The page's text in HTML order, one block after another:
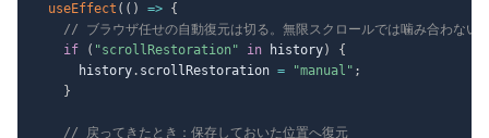
useEffect ( ( ) => {
// ブラウザ任せの自動復元は切る。無限スクロールでは噛み合わない
if
( "scrollRestoration" in history)
{
      history
. scrollRestoration = "manual" ;
}
// 戻ってきたとき：保存しておいた位置へ復元